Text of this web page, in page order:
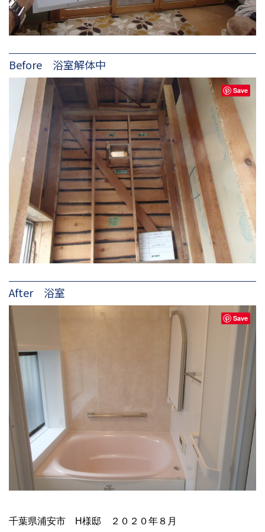
Before 浴室解体中
Save
After 浴室
Save
千葉県浦安市 H様邸 ２０２０年８月